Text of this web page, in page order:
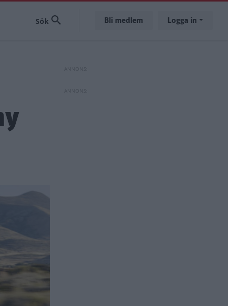
Bli medlem Logga in